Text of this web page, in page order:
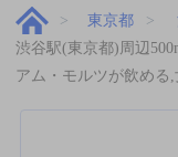
東京都
渋谷駅(東京都)周辺
アム・モルツが飲める